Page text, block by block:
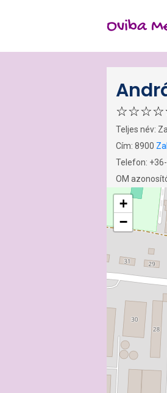
Oviba
Teljes név:
Cím: 8900
Telefon:
OM
+
−